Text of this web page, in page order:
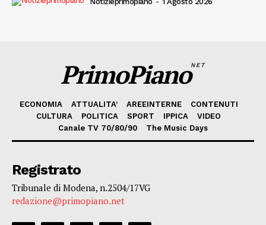
PrimoPianoNET
ECONOMIA ATTUALITA’ AREEINTERNE
CONTENUTI
CULTURA
POLITICA SPORT IPPICA
VIDEO
Canale TV 70/80/90
The Music Days
Registrato
Tribunale di Modena, n.2504/17VG
redazione@primopiano.net